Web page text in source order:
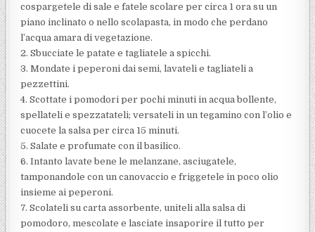
cospargetele di sale e fatele scolare per circa 1 ora su un
piano inclinato o nello scolapasta, in modo che perdano
l’acqua amara di vegetazione.
2. Sbucciate le patate e tagliatele a spicchi.
3. Mondate i peperoni dai semi, lavateli e tagliateli a
pezzettini.
4. Scottate i pomodori per pochi minuti in acqua bollente,
spellateli e spezzatateli; versateli in un tegamino con l’olio e
cuocete la salsa per circa 15 minuti.
5. Salate e profumate con il basilico.
6. Intanto lavate bene le melanzane, asciugatele,
tamponandole con un canovaccio e friggetele in poco olio
insieme ai peperoni.
7. Scolateli su carta assorbente, uniteli alla salsa di
pomodoro, mescolate e lasciate insaporire il tutto per